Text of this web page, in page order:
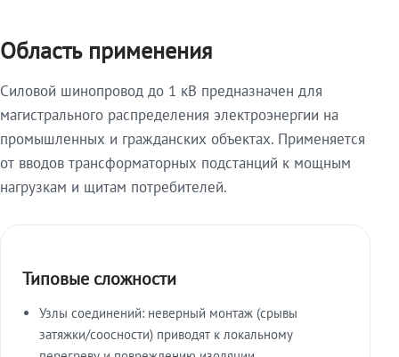
Область применения
Силовой шинопровод до 1 кВ предназначен для
магистрального распределения электроэнергии на
промышленных и гражданских объектах. Применяется
от вводов трансформаторных подстанций к мощным
нагрузкам и щитам потребителей.
Типовые сложности
Узлы соединений: неверный монтаж (срывы
затяжки/соосности) приводят к локальному